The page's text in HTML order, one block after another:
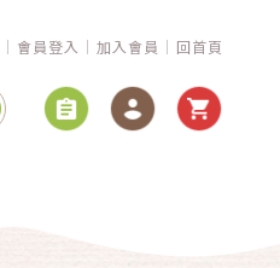
會員登入 加入會員 回首頁